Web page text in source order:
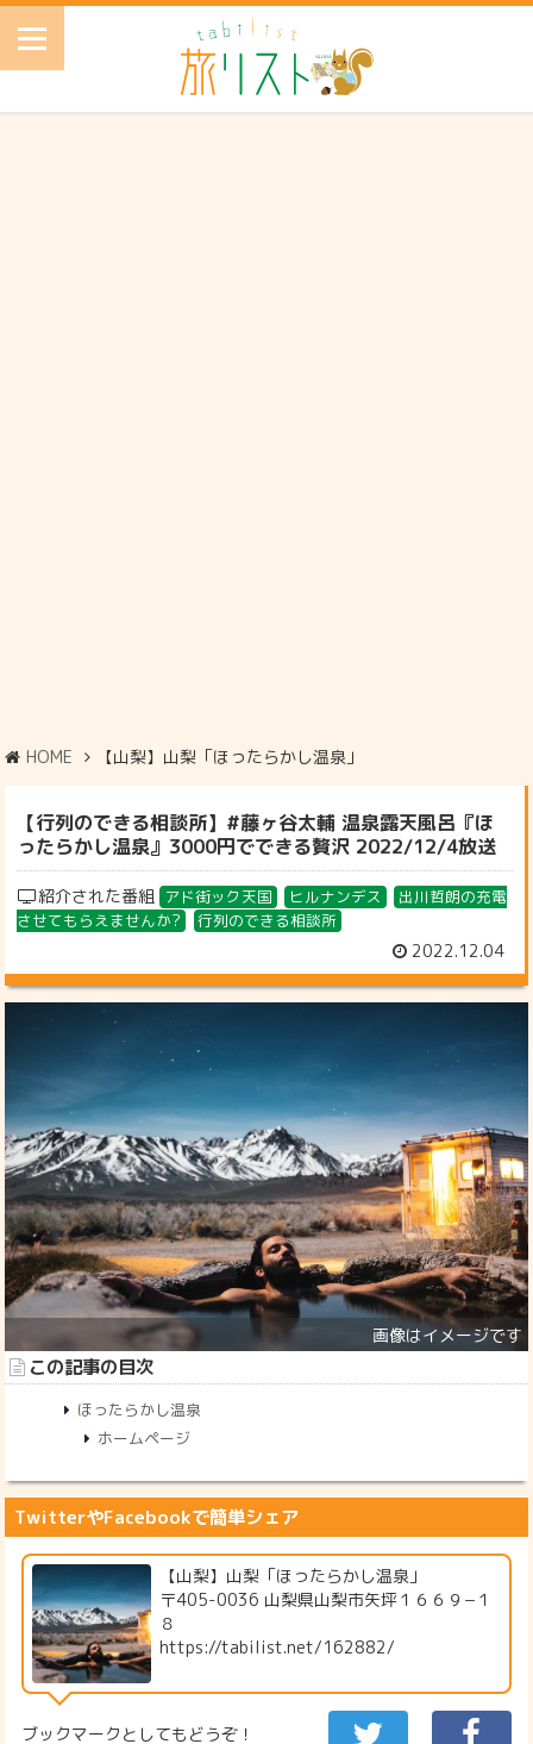
HOME 【山梨】山梨「ほったらかし温泉」
【行列のできる相談所】#藤ヶ谷太輔 温泉露天風呂『ほ
ったらかし温泉』3000円でできる贅沢 2022/12/4放送
紹介された番組 アド街ック天国 ヒルナンデス
出川哲朗の充電
させてもらえませんか?
行列のできる相談所
2022.12.04
この記事の目次
ほったらかし温泉
ホームページ
TwitterやFacebookで簡単シェア
【山梨】山梨「ほったらかし温泉」
〒405-0036 山梨県山梨市矢坪１６６９−１
８
https://tabilist.net/162882/
ブックマークとしてもどうぞ！